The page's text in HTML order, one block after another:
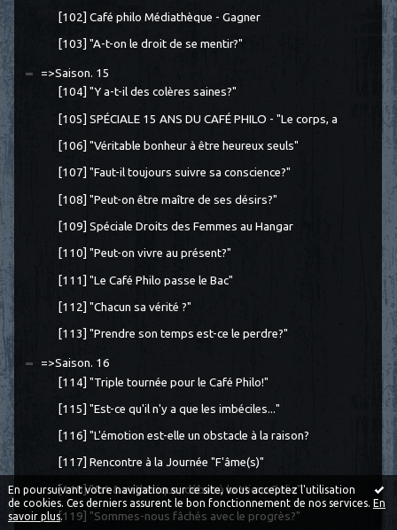
En poursuivant votre navigation sur ce site, vous acceptez l'utilisation
de cookies. Ces derniers assurent le bon fonctionnement de nos services. En
savoir plus.
[102] Café philo Médiathèque - Gagner
[103] "A-t-on le droit de se mentir?"
=>Saison. 15
[104] "Y a-t-il des colères saines?"
[105] SPÉCIALE 15 ANS DU CAFÉ PHILO - "Le corps, a
[106] "Véritable bonheur à être heureux seuls"
[107] "Faut-il toujours suivre sa conscience?"
[108] "Peut-on être maître de ses désirs?"
[109] Spéciale Droits des Femmes au Hangar
[110] "Peut-on vivre au présent?"
[111] "Le Café Philo passe le Bac"
[112] "Chacun sa vérité ?"
[113] "Prendre son temps est-ce le perdre?"
=>Saison. 16
[114] "Triple tournée pour le Café Philo!"
[115] "Est-ce qu'il n'y a que les imbéciles..."
[116] "L'émotion est-elle un obstacle à la raison?
[117] Rencontre à la Journée "F'âme(s)"
[118] "Art & esthétique, débat à la Micro-Folie"
[119] "Sommes-nous fâchés avec le progrès?"